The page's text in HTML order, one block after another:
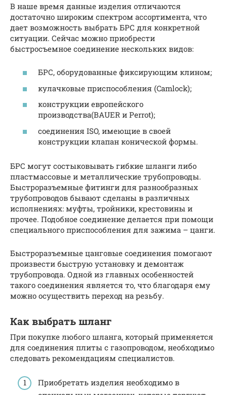
В наше время данные изделия отличаются
достаточно широким спектром ассортимента, что
дает возможность выбрать БРС для конкретной
ситуации. Сейчас можно приобрести
быстросъемное соединение нескольких видов:
БРС, оборудованные фиксирующим клином;
кулачковые приспособления (Camlock);
конструкции европейского
производства(BAUER и Perrot);
соединения ISO, имеющие в своей
конструкции клапан конической формы.
БРС могут состыковывать гибкие шланги либо
пластмассовые и металлические трубопроводы.
Быстроразъемные фитинги для разнообразных
трубопроводов бывают сделаны в различных
исполнениях: муфты, тройники, крестовины и
прочее. Подобное соединение делается при помощи
специального приспособления для зажима – цанги.
Быстроразъемные цанговые соединения помогают
произвести быструю установку и демонтаж
трубопровода. Одной из главных особенностей
такого соединения является то, что благодаря ему
можно осуществить переход на резьбу.
Как выбрать шланг
При покупке любого шланга, который применяется
для соединения плиты с газопроводом, необходимо
следовать рекомендациям специалистов.
Приобретать изделия необходимо в